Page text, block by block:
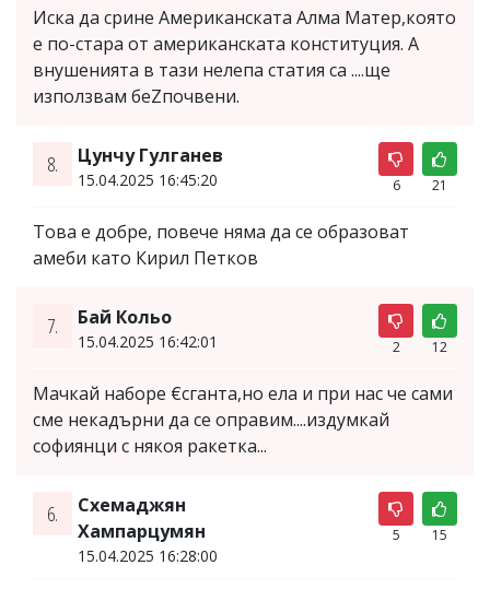
Иска да срине Американската Алма Матер,която
е по-стара от американската конституция. А
внушенията в тази нелепа статия са ....ще
използвам беZпочвени.
8. Цунчу Гулганев
15.04.2025 16:45:20 6 21
Това е добре, повече няма да се образоват
амеби като Кирил Петков
7. Бай Кольо
15.04.2025 16:42:01 2 12
Мачкай наборе €сганта,но ела и при нас че сами
сме некадърни да се оправим....издумкай
софиянци с някоя ракетка...
6.
Схемаджян
Хампарцумян
15.04.2025 16:28:00
5 15